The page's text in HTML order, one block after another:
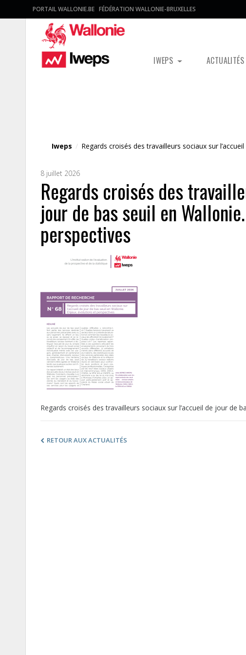
PORTAIL WALLONIE.BE FÉDÉRATION WALLONIE-BRUXELLES
IWEPS ACTUALITÉS
Iweps / Regards croisés des travailleurs sociaux sur
8 juillet 2026
Regards croisés des
jour de bas seuil en
perspectives
Regards croisés des travailleurs sociaux sur l’accueil de jour de
RETOUR AUX ACTUALITÉS